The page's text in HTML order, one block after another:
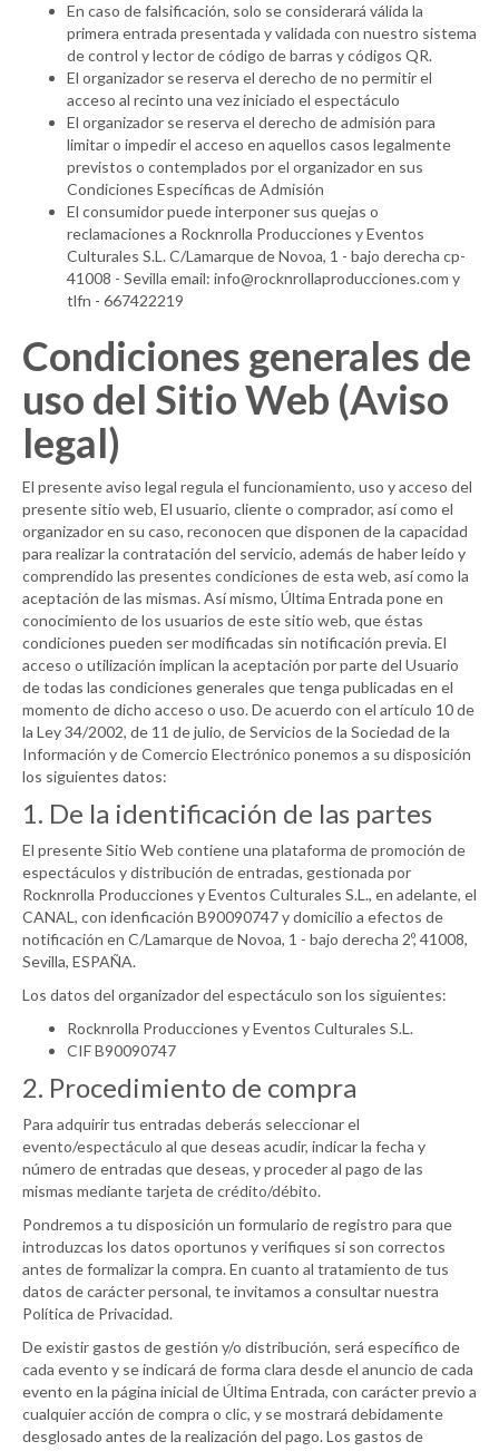
En caso de falsificación, solo se considerará válida la
primera entrada presentada y validada con nuestro sistema
de control y lector de código de barras y códigos QR.
El organizador se reserva el derecho de no permitir el
acceso al recinto una vez iniciado el espectáculo
El organizador se reserva el derecho de admisión para
limitar o impedir el acceso en aquellos casos legalmente
previstos o contemplados por el organizador en sus
Condiciones Específicas de Admisión
El consumidor puede interponer sus quejas o
reclamaciones a Rocknrolla Producciones y Eventos
Culturales S.L. C/Lamarque de Novoa, 1 - bajo derecha cp-
41008 - Sevilla email: info@rocknrollaproducciones.com y
tlfn - 667422219
Condiciones generales de
uso del Sitio Web (Aviso
legal)
El presente aviso legal regula el funcionamiento, uso y acceso del
presente sitio web, El usuario, cliente o comprador, así como el
organizador en su caso, reconocen que disponen de la capacidad
para realizar la contratación del servicio, además de haber leído y
comprendido las presentes condiciones de esta web, así como la
aceptación de las mismas. Así mismo, Última Entrada pone en
conocimiento de los usuarios de este sitio web, que éstas
condiciones pueden ser modificadas sin notificación previa. El
acceso o utilización implican la aceptación por parte del Usuario
de todas las condiciones generales que tenga publicadas en el
momento de dicho acceso o uso. De acuerdo con el artículo 10 de
la Ley 34/2002, de 11 de julio, de Servicios de la Sociedad de la
Información y de Comercio Electrónico ponemos a su disposición
los siguientes datos:
1. De la identificación de las partes
El presente Sitio Web contiene una plataforma de promoción de
espectáculos y distribución de entradas, gestionada por
Rocknrolla Producciones y Eventos Culturales S.L., en adelante, el
CANAL , con idenficación B90090747 y domicilio a efectos de
notificación en C/Lamarque de Novoa, 1 - bajo derecha 2º, 41008,
Sevilla, ESPAÑA.
Los datos del organizador del espectáculo son los siguientes:
Rocknrolla Producciones y Eventos Culturales S.L.
CIF B90090747
2. Procedimiento de compra
Para adquirir tus entradas deberás seleccionar el
evento/espectáculo al que deseas acudir, indicar la fecha y
número de entradas que deseas, y proceder al pago de las
mismas mediante tarjeta de crédito/débito.
Pondremos a tu disposición un formulario de registro para que
introduzcas los datos oportunos y verifiques si son correctos
antes de formalizar la compra. En cuanto al tratamiento de tus
datos de carácter personal, te invitamos a consultar nuestra
Política de Privacidad.
De existir gastos de gestión y/o distribución, será específico de
cada evento y se indicará de forma clara desde el anuncio de cada
evento en la página inicial de Última Entrada, con carácter previo a
cualquier acción de compra o clic, y se mostrará debidamente
desglosado antes de la realización del pago. Los gastos de